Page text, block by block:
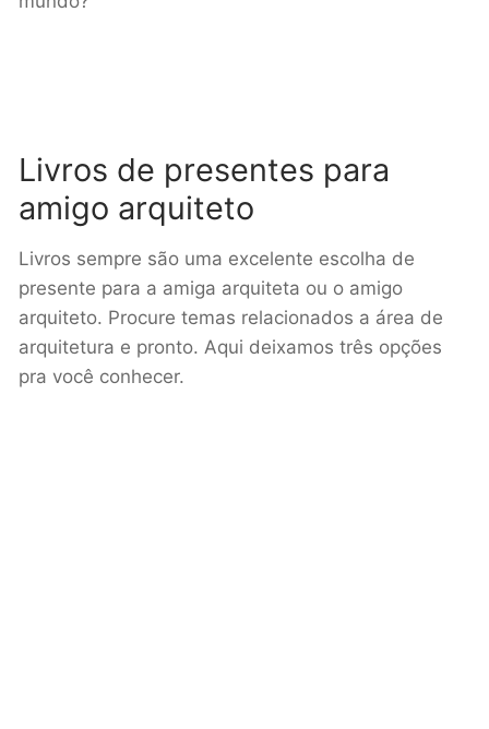
Livros de presentes para
amigo arquiteto
Livros sempre são uma excelente escolha de
presente para a amiga arquiteta ou o amigo
arquiteto. Procure temas relacionados a área de
arquitetura e pronto. Aqui deixamos três opções
pra você conhecer.